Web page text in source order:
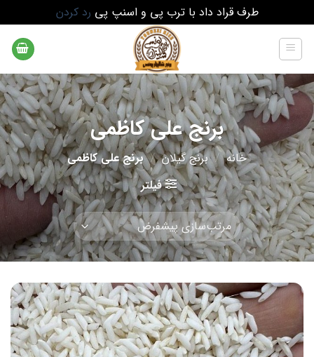
طرف قراد داد با ترب پی و اسنپ پی رد کردن
برنج علی کاظمی
خانه / برنج گیلان /برنج علی کاظمی
فیلتر